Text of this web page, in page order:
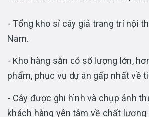
- Tổng kho sỉ cây giả trang trí nội
Nam.
- Kho hàng sẵn có số lượng lớn,
phẩm, phục vụ dự án gấp nhất về
- Cây được ghi hình và chụp ảnh
khách hàng yên tâm về chất